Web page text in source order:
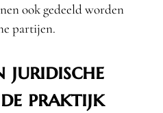
ook gedeeld worden
partijen.
juridische
praktijk